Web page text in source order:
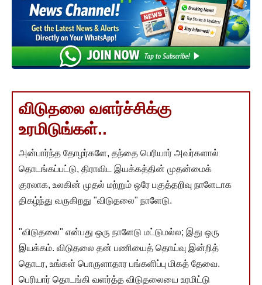
விடுதலை வளர்ச்சிக்கு
உரமிடுங்கள்..
அன்பார்ந்த தோழர்களே, தந்தை பெரியார் அவர்களால்
தொடங்கப்பட்டு, திராவிட இயக்கத்தின் முதன்மைக்
குரலாக, உலகின் முதல் மற்றும் ஒரே பகுத்தறிவு நாளேடாக
திகழ்ந்து வருகிறது "விடுதலை" நாளேடு.
"விடுதலை" என்பது ஒரு நாளேடு மட்டுமல்ல; இது ஒரு
இயக்கம். விடுதலை தன் பணியைத் தொய்வு இன்றித்
தொடர, உங்கள் பொருளாதார பங்களிப்பு மிகத் தேவை.
பெரியார் தொடங்கி வளர்த்த விடுதலையை உரமிட்டு